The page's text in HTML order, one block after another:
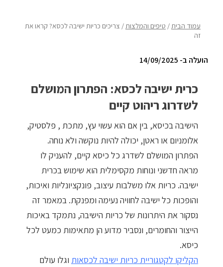
ריהוט לבית
אקססוריז
עודפים
קטלוג צבעים
טיפים והמלצות
עבודות אחרונות
צור קשר
מדיניות פרטיות
עמוד הבית/ טיפים והמלצות/ צריכים כריות ישיבה לכסא? קראו את
זה
הועלה ב- 14/09/2025
כרית ישיבה לכסא: הפתרון המושלם
לשדרוג ריהוט קיים
הישיבה בכיסא, בין אם הוא עשוי עץ, מתכת , פלסטיק,
אלומניום או ראטן, יכולה להיות נוקשה ולא נוחה.
הפתרון המושלם לשדרג כל כיסא קיים, להעניק לו
מראה חדשני ונוחות מקסימלית הוא שימוש בכרית
ישיבה. כריות אלו משלבות עיצוב, פונקציונליות ואיכות,
והופכות כל ישיבה לחוויה נעימה ומפנקת. במאמר זה
נסקור את היתרונות של כריות הישיבה, נתמקד באיכות
הייצור והחומרים, ונסביר מדוע הן מתאימות כמעט לכל
כיסא.
הקליקו לקטגוריית כריות ישיבה לכסאות וגלו עולם